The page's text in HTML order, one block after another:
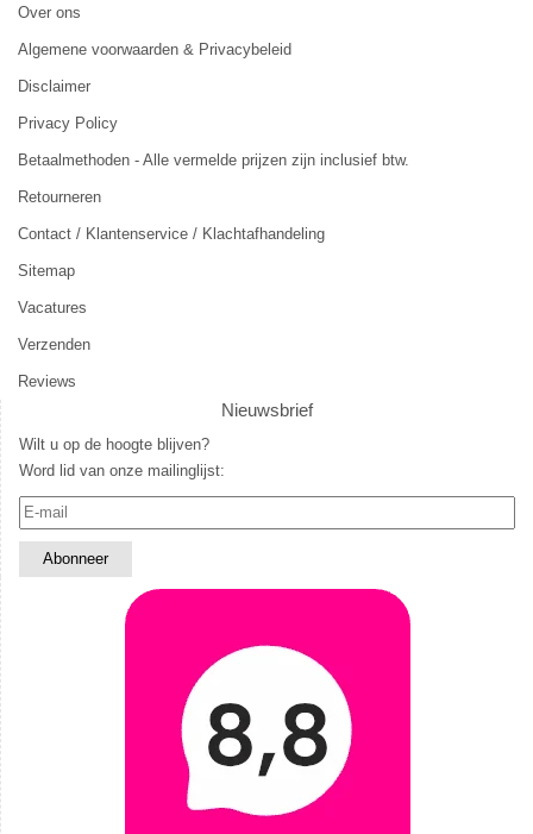
Over ons
Algemene voorwaarden & Privacybeleid
Disclaimer
Privacy Policy
Betaalmethoden - Alle vermelde prijzen zijn inclusief btw.
Retourneren
Contact / Klantenservice / Klachtafhandeling
Sitemap
Vacatures
Verzenden
Reviews
Nieuwsbrief
Wilt u op de hoogte blijven?
Word lid van onze mailinglijst: